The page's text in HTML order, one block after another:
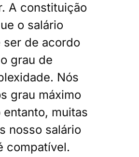
A constituição
o salário
ser de acordo
grau de
Nós
grau máximo
entanto, muitas
nosso salário
compatível.